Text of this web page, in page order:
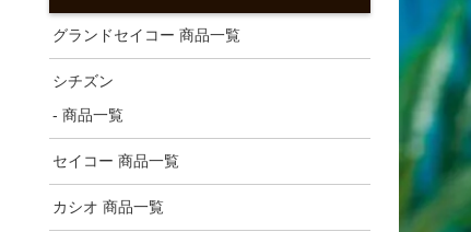
グランドセイコー 商品一覧
シチズン
- 商品一覧
セイコー 商品一覧
カシオ 商品一覧